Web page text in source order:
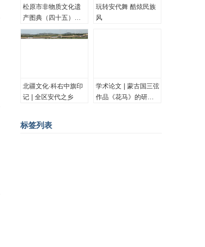
松原市非物质文化遗
产图典（四十五）蒙
古族安代舞
玩转安代舞 酷炫民族
风
北疆文化·科右中旗印
记 | 全区安代之乡
学术论文 | 蒙古国三弦
作品《花马》的研究
标签列表